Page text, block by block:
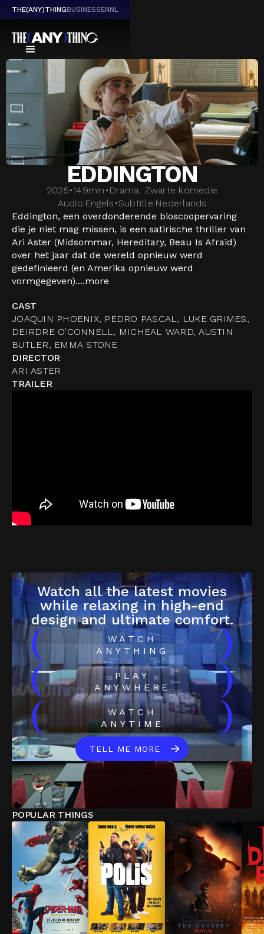
THE(ANY)THINGBUSINESSENNL
EDDINGTON
2025•149min • Drama, Zwarte komedie
Audio:Engels •Subtitle:Nederlands
Eddington, een overdonderende bioscoopervaring
die je niet mag missen, is een satirische thriller van
Ari Aster (Midsommar, Hereditary, Beau Is Afraid)
over het jaar dat de wereld opnieuw werd
gedefinieerd (en Amerika opnieuw werd
vormgegeven)....more
CAST
JOAQUIN PHOENIX, PEDRO PASCAL, LUKE GRIMES,
DEIRDRE O'CONNELL, MICHEAL WARD, AUSTIN
BUTLER, EMMA STONE
DIRECTOR
ARI ASTER
TRAILER
Watch all the latest movies
while relaxing in high-end
design and ultimate comfort.
(
WATCH
ANYTHING
)
(
PLAY
ANYWHERE
)
(
WATCH
ANYTIME
)
TELL ME MORE
POPULAR THINGS